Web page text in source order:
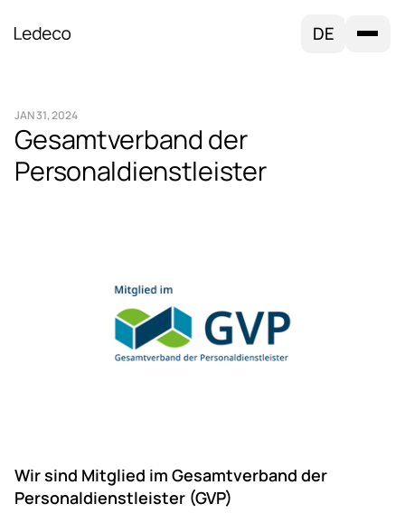
DE
JAN 31, 2024
Gesamtverband der
Personaldienstleister
Wir sind Mitglied im Gesamtverband der
Personaldienstleister (GVP)